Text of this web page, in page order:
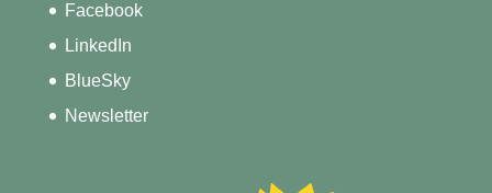
Facebook
LinkedIn
BlueSky
Newsletter